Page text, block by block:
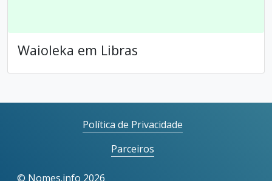
Waioleka em Libras
Política de Privacidade
Parceiros
© Nomes.info 2026